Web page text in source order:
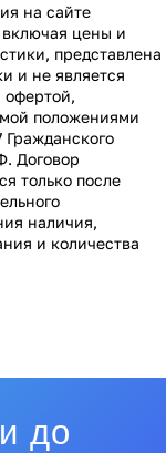
на сайте
включая цены и
представлена
и не является
офертой,
положениями
Гражданского
Договор
только после
наличия,
и количества
до